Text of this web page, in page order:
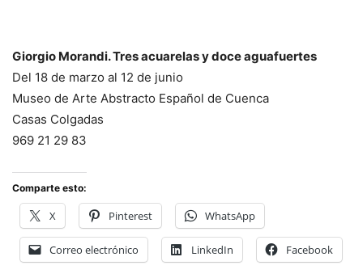
Giorgio Morandi. Tres acuarelas y doce aguafuertes
Del 18 de marzo al 12 de junio
Museo de Arte Abstracto Español de Cuenca
Casas Colgadas
969 21 29 83
Comparte esto:
X Pinterest WhatsApp
Correo electrónico LinkedIn Facebook